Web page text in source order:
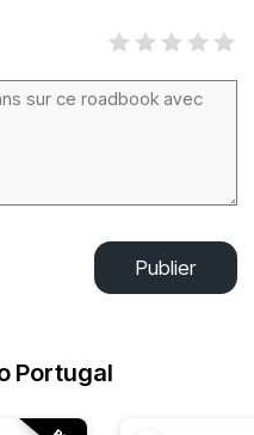
Publier
Portugal